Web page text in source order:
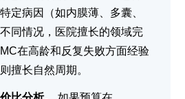
定病因（如内膜薄、多囊、
同情况，医院擅长的领域完
在高龄和反复失败方面经验
擅长自然周期。